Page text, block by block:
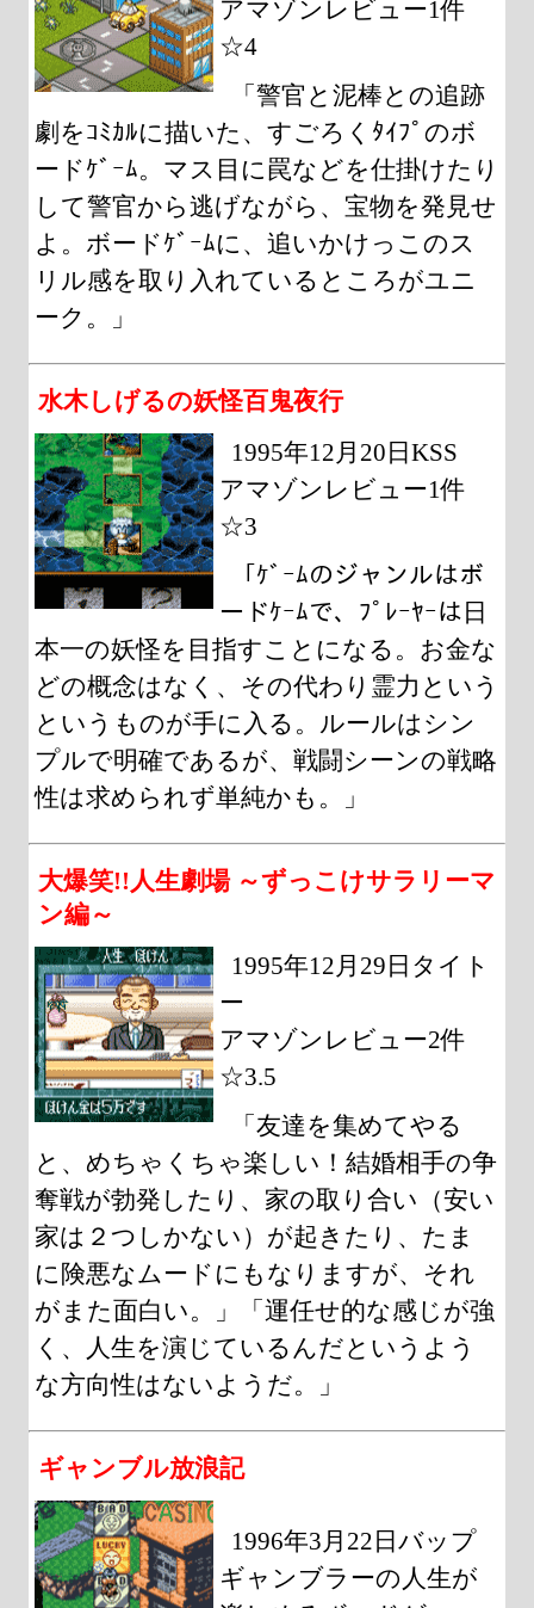
アマゾンレビュー1件
☆4
「警官と泥棒との追跡
劇をｺﾐｶﾙに描いた、すごろくﾀｲﾌﾟのボ
ードｹﾞｰﾑ。マス目に罠などを仕掛けたり
して警官から逃げながら、宝物を発見せ
よ。ボードｹﾞｰﾑに、追いかけっこのス
リル感を取り入れているところがユニ
ーク。」
水木しげるの妖怪百鬼夜行
1995年12月20日KSS
アマゾンレビュー1件
☆3
「ｹﾞｰﾑのジャンルはボ
ードｹｰﾑで、ﾌﾟﾚｰﾔｰは日
本一の妖怪を目指すことになる。お金な
どの概念はなく、その代わり霊力という
というものが手に入る。ルールはシン
プルで明確であるが、戦闘シーンの戦略
性は求められず単純かも。」
大爆笑!!人生劇場 ～ずっこけサラリーマ
ン編～
1995年12月29日タイト
ー
アマゾンレビュー2件
☆3.5
「友達を集めてやる
と、めちゃくちゃ楽しい！結婚相手の争
奪戦が勃発したり、家の取り合い（安い
家は２つしかない）が起きたり、たま
に険悪なムードにもなりますが、それ
がまた面白い。」「運任せ的な感じが強
く、人生を演じているんだというよう
な方向性はないようだ。」
ギャンブル放浪記
1996年3月22日バップ
ギャンブラーの人生が